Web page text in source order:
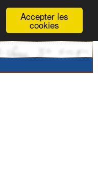
Accepter les
cookies